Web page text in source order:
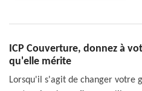
ICP Couverture, donnez à
qu'elle mérite
Lorsqu'il s'agit de changer votre